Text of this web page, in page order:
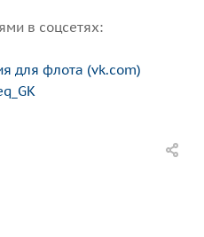
в соцсетях:
для флота (vk.com)